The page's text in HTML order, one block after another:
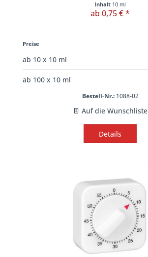
Inhalt 10 ml
ab 0,75 € *
Preise
ab 10x 10 ml
ab 100x 10 ml
Bestell-Nr.:1088-02
Auf die Wunschliste
Details